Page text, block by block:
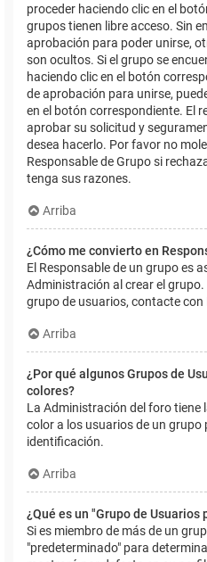
proceder haciendo clic en el
grupos tienen libre acceso. Sin
aprobación para poder unirse,
son ocultos. Si el grupo se
haciendo clic en el botón
de aprobación para unirse,
en el botón correspondiente. El
aprobar su solicitud y
desea hacerlo. Por favor no
Responsable de Grupo si
tenga sus razones.
Arriba
¿Cómo me convierto en
El Responsable de un grupo es
Administración al crear el
grupo de usuarios, contacte
Arriba
¿Por qué algunos Grupos de
colores?
La Administración del foro tiene
color a los usuarios de un grupo
identificación.
Arriba
¿Qué es un "Grupo de Usuarios
Si es miembro de más de un
"predeterminado" para